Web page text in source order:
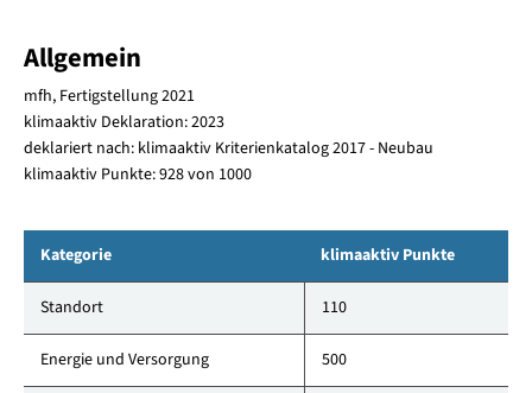
Allgemein
mfh, Fertigstellung 2021
klimaaktiv Deklaration: 2023
deklariert nach: klimaaktiv Kriterienkatalog 2017 - Neubau
klimaaktiv Punkte: 928 von 1000
Kategorie klimaaktiv Punkte
Standort 110
Energie und Versorgung 500